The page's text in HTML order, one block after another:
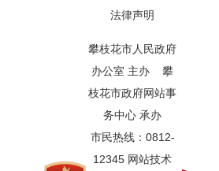
法律声明
攀枝花市人民政府
办公室 主办 攀
枝花市政府网站事
务中心 承办
市民热线：0812-
12345 网站技术